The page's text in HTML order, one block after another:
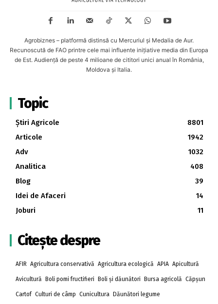
Agrobiznes – platformă distinsă cu Mercuriul și Medalia de Aur.
Recunoscută de FAO printre cele mai influente inițiative media din Europa
de Est. Audiență de peste 4 milioane de cititori unici anual în România,
Moldova și Italia.
Topic
Știri Agricole
8801
Articole
1942
Adv
1032
Analitica
408
Blog
39
Idei de Afaceri
14
Joburi
11
Citește despre
AFIR Agricultura conservativă Agricultura ecologică APIA Apicultură
Avicultură Boli pomi fructifieri Boli și dăunători Bursa agricolă Căpșun
Cartof Culturi de câmp Cunicultura Dăunători legume